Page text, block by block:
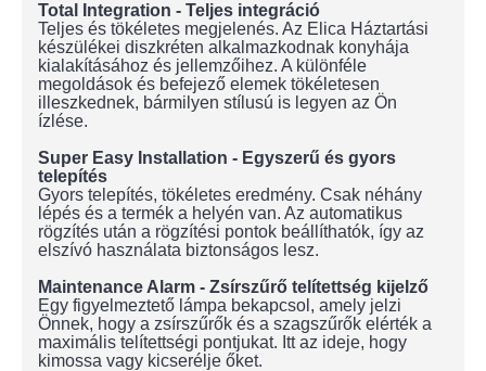
Total Integration - Teljes integráció
Teljes és tökéletes megjelenés. Az Elica Háztartási
készülékei diszkréten alkalmazkodnak konyhája
kialakításához és jellemzőihez. A különféle
megoldások és befejező elemek tökéletesen
illeszkednek, bármilyen stílusú is legyen az Ön
ízlése.
Super Easy Installation - Egyszerű és gyors
telepítés
Gyors telepítés, tökéletes eredmény. Csak néhány
lépés és a termék a helyén van. Az automatikus
rögzítés után a rögzítési pontok beállíthatók, így az
elszívó használata biztonságos lesz.
Maintenance Alarm - Zsírszűrő telítettség kijelző
Egy figyelmeztető lámpa bekapcsol, amely jelzi
Önnek, hogy a zsírszűrők és a szagszűrők elérték a
maximális telítettségi pontjukat. Itt az ideje, hogy
kimossa vagy kicserélje őket.